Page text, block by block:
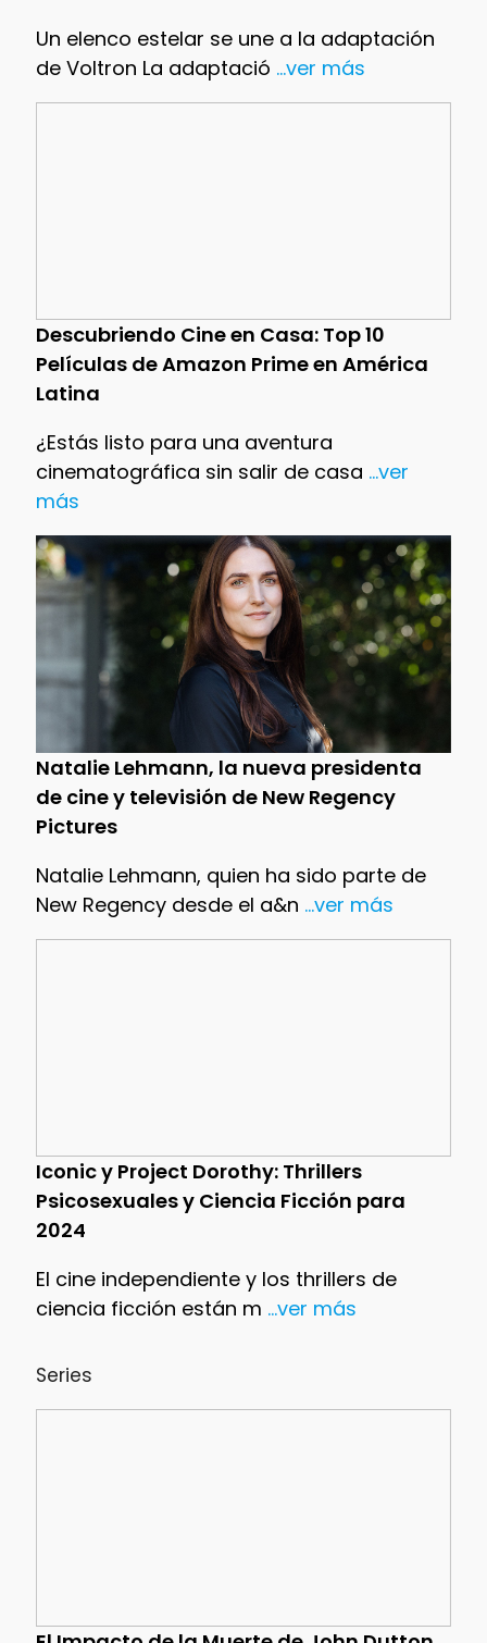
Un elenco estelar se une a la adaptación
de Voltron La adaptació ...ver más
Descubriendo Cine en Casa: Top 10
Películas de Amazon Prime en América
Latina
¿Estás listo para una aventura
cinematográfica sin salir de casa ...ver
más
Natalie Lehmann, la nueva presidenta
de cine y televisión de New Regency
Pictures
Natalie Lehmann, quien ha sido parte de
New Regency desde el a&n ...ver más
Iconic y Project Dorothy: Thrillers
Psicosexuales y Ciencia Ficción para
2024
El cine independiente y los thrillers de
ciencia ficción están m ...ver más
Series